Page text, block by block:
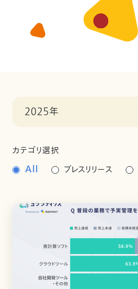
2025年
カテゴリ選択
All プレスリリース